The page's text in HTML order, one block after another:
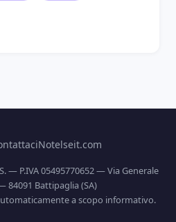
Notelseit.com
— P.IVA 05495770652 — Via Generale
84091 Battipaglia (SA)
a scopo informativo.